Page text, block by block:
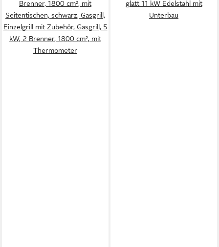
Brenner, 1800 cm², mit
Seitentischen, schwarz, Gasgrill,
Einzelgrill mit Zubehör, Gasgrill, 5
kW, 2 Brenner, 1800 cm², mit
Thermometer
glatt 11 kW Edelstahl mit
Unterbau